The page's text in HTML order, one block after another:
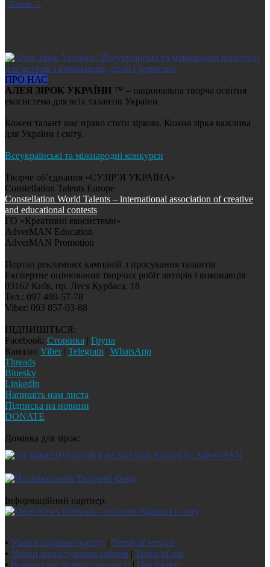
| Більше →
ПРО НАС
АЛЕЯ ЗІРОК УКРАЇНИ ™ – національна творча освітня
екосистема для всіх талантів України
Кожен талант має право стати зіркою. Кожна зірка важлива
для України і світу.
Всеукраїнські та міжнародні конкурси
Творче об’єднання «СУЗІР’Я УКРАЇНА»
Constellation Talents Europe
Constellation World Talents – international association of creative
and educational contests
ГО «Креативні екосистеми»
AdverMAN Education
AdverMAN Promotion
Портал рекламних кампаній з просування талантів
Експертне оцінювання творчих робіт авторів і виконавців
03162 Київ, пр. Леся Курбаса, 18
Тел.: 097 489-57-78
Viber: 093 857-03-88
ПІДПИШІТЬСЯ:
Facebook: Сторінка | Група
Канали: Viber| Telegram | WhatsApp
Threads
Bluesky
LinkedIn
Напишіть нам листа
Підписка на новини
DONATE
Домівка для зірок:
Інформаційний партнер:
• Умови надання послуг | Terms of service
• Умови користування сайтом | Terms of use
• Відмова від відповідальності | Disclaimer